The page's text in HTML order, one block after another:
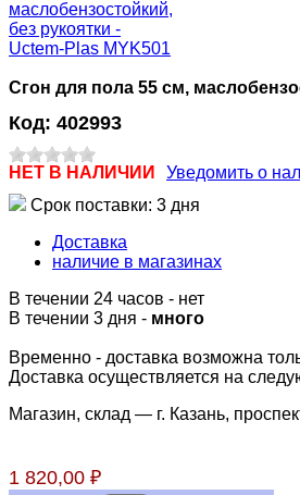
Сгон для пола 55 см,
Код: 402993
НЕТ В НАЛИЧИИ
Уведомить о
Срок поставки: 3 дня
Доставка
наличие в магазинах
В течении 24 часов - нет
В течении 3 дня - много
Временно - доставка возможна
Доставка осуществляется на
Магазин, склад — г. Казань,
1 820,00 ₽